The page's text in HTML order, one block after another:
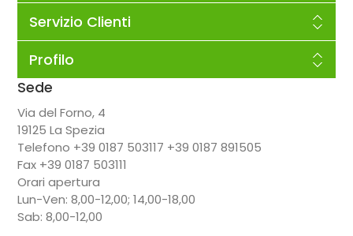
Servizio Clienti
Profilo
Sede
Via del Forno, 4
19125 La Spezia
Telefono +39 0187 503117 +39 0187 891505
Fax +39 0187 503111
Orari apertura
Lun-Ven: 8,00-12,00; 14,00-18,00
Sab: 8,00-12,00